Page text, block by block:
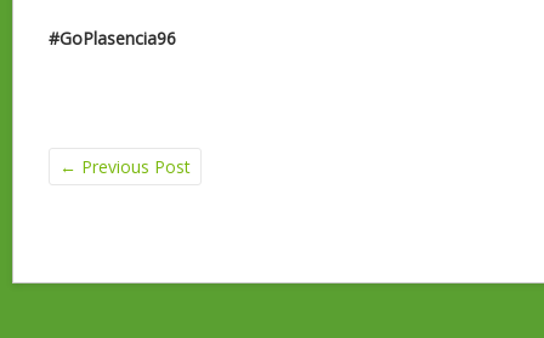
#GoPlasencia96
← Previous Post